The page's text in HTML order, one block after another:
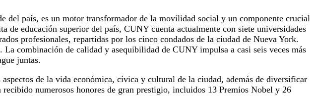
del país, es un motor transformador de la movilidad social y un componente crucial
educación superior del país, CUNY cuenta actualmente con siete universidades
profesionales, repartidas por los cinco condados de la ciudad de Nueva York.
combinación de calidad y asequibilidad de CUNY impulsa a casi seis veces más
juntas.
de la vida económica, cívica y cultural de la ciudad, además de diversificar
numerosos honores de gran prestigio, incluidos 13 Premios Nobel y 26